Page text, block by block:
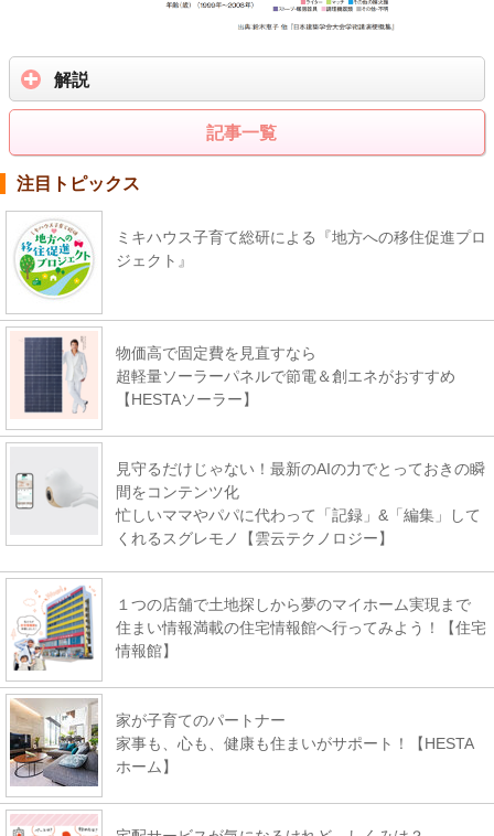
解説
記事一覧
注目トピックス
ミキハウス子育て総研による『地方への移住促進プロ
ジェクト』
物価高で固定費を見直すなら
超軽量ソーラーパネルで節電＆創エネがおすすめ
【HESTAソーラー】
見守るだけじゃない！最新のAIの力でとっておきの瞬
間をコンテンツ化
忙しいママやパパに代わって「記録」&「編集」して
くれるスグレモノ【雲云テクノロジー】
１つの店舗で土地探しから夢のマイホーム実現まで
住まい情報満載の住宅情報館へ行ってみよう！【住宅
情報館】
家が子育てのパートナー
家事も、心も、健康も住まいがサポート！【HESTA
ホーム】